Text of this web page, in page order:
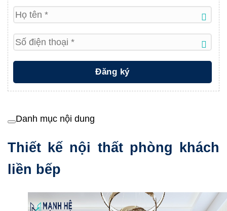
Danh mục nội dung
Thiết kế nội thất phòng khách
liền bếp